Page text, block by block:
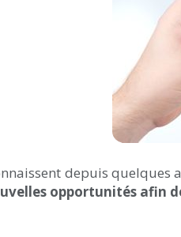
depuis quelques
opportunités afin